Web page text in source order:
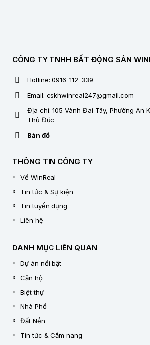
CÔNG TY TNHH BẤT ĐỘNG SẢN
Hotline: 0916-112-339
Email: cskhwinreal247@gmail.com
Địa chỉ: 105 Vành Đai Tây, Phường An
Thủ Đức
Bản đồ
THÔNG TIN CÔNG TY
Về WinReal
Tin tức & Sự kiện
Tin tuyển dụng
Liên hệ
DANH MỤC LIÊN QUAN
Dự án nổi bật
Căn hộ
Biệt thự
Nhà Phố
Đất Nền
Tin tức & Cẩm nang